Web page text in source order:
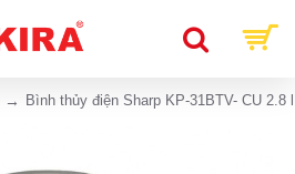
Bình thủy điện Sharp KP-31BTV- CU 2.8